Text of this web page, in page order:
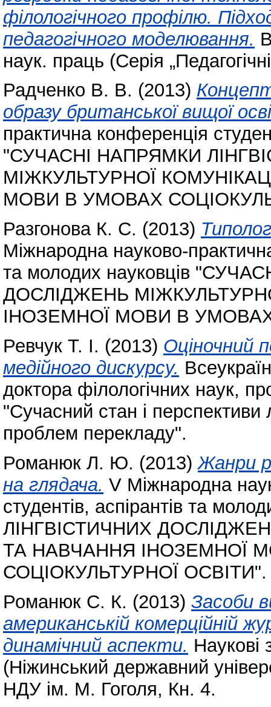
філологічного профілю.
педагогічного моделювання.
наук. праць (Серія
Радченко В. В. (2013)
образу британської вищої
практична конференція
"СУЧАСНІ НАПРЯМКИ
МІЖКУЛЬТУРНОЇ
МОВИ В УМОВАХ
Разгонова К. С. (2013)
Міжнародна науково-
та молодих науковців
ДОСЛІДЖЕНЬ
ІНОЗЕМНОЇ МОВИ В
Ревчук Т. І. (2013) Оціночний
медійного дискурсу.
доктора філологічних наук,
"Сучасний стан і перспективи
проблем перекладу".
Романюк Л. Ю. (2013) Жанри
на глядача. V Міжнародна
студентів, аспірантів та
ЛІНГВІСТИЧНИХ
ТА НАВЧАННЯ ІНОЗЕМНОЇ
СОЦІОКУЛЬТУРНОЇ ОСВІТИ".
Романюк С. К. (2013) Засоби
американській комерційній
динамічний аспекти. Наукові
(Ніжинський державний
НДУ ім. М. Гоголя, Кн. 4.